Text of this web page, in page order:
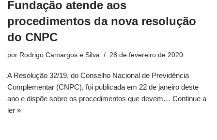
Fundação atende aos
procedimentos da nova resolução
do CNPC
por Rodrigo Camargos e Silva 28 de fevereiro de 2020
A Resolução 32/19, do Conselho Nacional de Previdência
Complementar (CNPC), foi publicada em 22 de janeiro deste
ano e dispõe sobre os procedimentos que devem… Continue a
ler »